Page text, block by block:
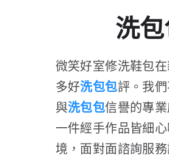
洗
微笑好室修洗鞋包
多好洗包包評。我
與洗包包信譽的專
一件經手作品皆細
境，面對面諮詢服